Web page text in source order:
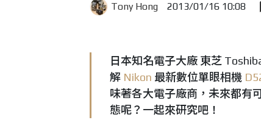
Tony Hong 2013/01/16 10:08
日本知名電子大廠 東芝
解 Nikon 最新數位單眼相機
味著各大電子廠商，未來都有
態呢？一起來研究吧！